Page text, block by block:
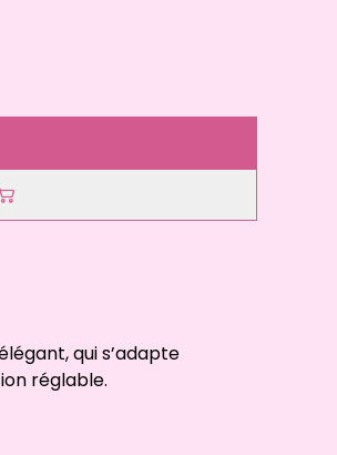
qui s’adapte
réglable.